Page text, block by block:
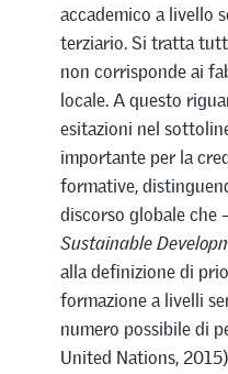
accademico a livello
terziario. Si tratta
non corrisponde ai
locale. A questo
esitazioni nel
importante per la
formative,
discorso globale che
Sustainable
alla definizione di
formazione a livelli
numero possibile di
United Nations,